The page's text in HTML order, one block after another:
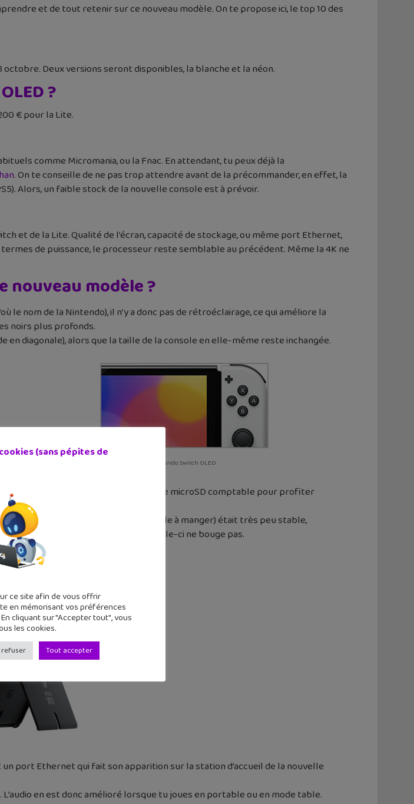
et de tout retenir sur ce nouveau modèle. On te propose ici, le top 10 des
Deux versions seront disponibles, la blanche et la néon.
?
€ pour la Lite.
comme Micromania, ou la Fnac. En attendant, tu peux déjà la
. On te conseille de ne pas trop attendre avant de la précommander, en effet, la
Alors, un faible stock de la nouvelle console est à prévoir.
et de la Lite. Qualité de l’écran, capacité de stockage, ou même port Ethernet,
de puissance, le processeur reste semblable au précédent. Même la 4K ne
nouveau modèle ?
le nom de la Nintendo), il n’y a donc pas de rétroéclairage, ce qui améliore la
noirs plus profonds.
en diagonale), alors que la taille de la console en elle-même reste inchangée.
Nintendo Switch OLED
Tu pourras aussi acheter une carte microSD comptable pour profiter
sur une surface (comme la table à manger) était très peu stable,
de la console pour être sur que celle-ci ne bouge pas.
port Ethernet qui fait son apparition sur la station d’accueil de la nouvelle
en est donc amélioré lorsque tu joues en portable ou en mode table.
(sans pépites de
ce site afin de vous offrir
en mémorisant vos préférences
cliquant sur "Accepter tout", vous
les cookies.
Tout accepter